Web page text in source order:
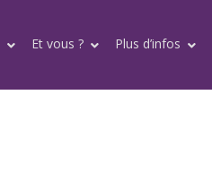
Et vous ? Plus d’infos